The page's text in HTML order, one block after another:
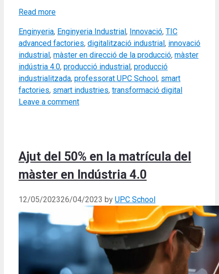
Read more
Categories
Enginyeria, Enginyeria Industrial , Innovació, TICTags
advanced factories, digitalització industrial , innovació
industrial , màster en direcció de la producció, màster
indústria 4.0, producció industrial , producció
industrialitzada, professorat UPC School , smart
factories, smart industries, transformació digital
Leave a comment
Ajut del 50% en la matrícula del
màster en Indústria 4.0
12/05/202326/04/2023 by UPC School